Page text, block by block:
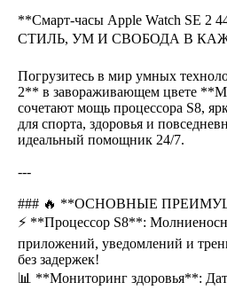
**Смарт-часы Apple Watch SE 2
СТИЛЬ, УМ И СВОБОДА В
Погрузитесь в мир умных
2** в завораживающем цвете
сочетают мощь процессора S8,
для спорта, здоровья и
идеальный помощник 24/7.
---
### 🔥 **ОСНОВНЫЕ
⚡ **Процессор S8**:
приложений, уведомлений и
без задержек!
📊 **Мониторинг здоровья**: